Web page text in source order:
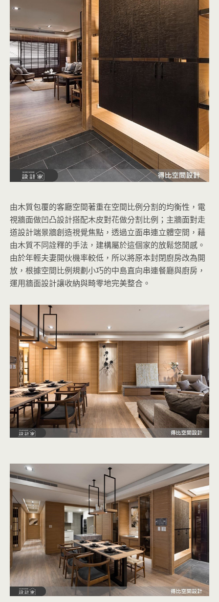
由木質包覆的客廳空間著重在空間比例分割的均衡性，電
視牆面做凹凸設計搭配木皮對花做分割比例；主牆面對走
道設計端景牆創造視覺焦點，透過立面串連立體空間，藉
由木質不同詮釋的手法，建構屬於這個家的放鬆悠閒感。
由於年輕夫妻開伙機率較低，所以將原本封閉廚房改為開
放，根據空間比例規劃小巧的中島直向串連餐廳與廚房，
運用牆面設計讓收納與畸零地完美整合。